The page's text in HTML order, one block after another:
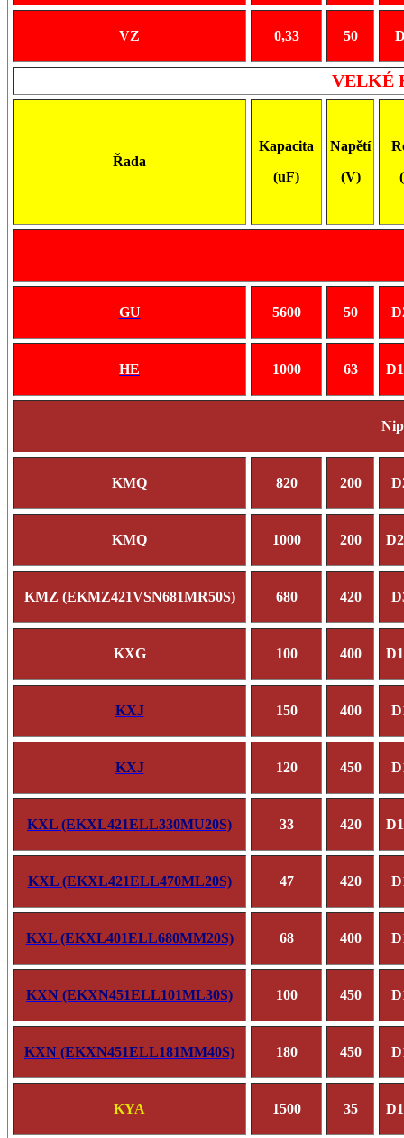
VZ 0,33 50
VELKÉ
Řada
Kapacita
(uF)
Napětí
(V)
GU 5600 50
HE 1000 63
KMQ 820 200
KMQ 1000 200
KMZ (EKMZ421VSN681MR50S) 680 420
KXG 100 400
KXJ 150 400
KXJ 120 450
KXL (EKXL421ELL330MU20S) 33 420
KXL (EKXL421ELL470ML20S) 47 420
KXL (EKXL401ELL680MM20S) 68 400
KXN (EKXN451ELL101ML30S) 100 450
KXN (EKXN451ELL181MM40S) 180 450
KYA 1500 35